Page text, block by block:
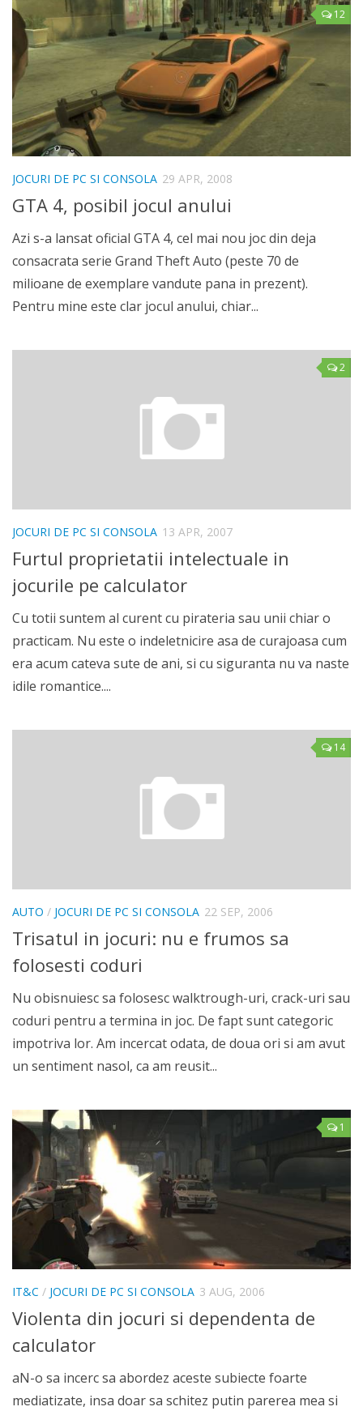
12
JOCURI DE PC SI CONSOLA 29 APR, 2008
GTA 4, posibil jocul anului
Azi s-a lansat oficial GTA 4, cel mai nou joc din deja
consacrata serie Grand Theft Auto (peste 70 de
milioane de exemplare vandute pana in prezent).
Pentru mine este clar jocul anului, chiar...
2
JOCURI DE PC SI CONSOLA 13 APR, 2007
Furtul proprietatii intelectuale in
jocurile pe calculator
Cu totii suntem al curent cu pirateria sau unii chiar o
practicam. Nu este o indeletnicire asa de curajoasa cum
era acum cateva sute de ani, si cu siguranta nu va naste
idile romantice....
14
AUTO / JOCURI DE PC SI CONSOLA 22 SEP, 2006
Trisatul in jocuri: nu e frumos sa
folosesti coduri
Nu obisnuiesc sa folosesc walktrough-uri, crack-uri sau
coduri pentru a termina in joc. De fapt sunt categoric
impotriva lor. Am incercat odata, de doua ori si am avut
un sentiment nasol, ca am reusit...
1
IT&C / JOCURI DE PC SI CONSOLA 3 AUG, 2006
Violenta din jocuri si dependenta de
calculator
aN-o sa incerc sa abordez aceste subiecte foarte
mediatizate, insa doar sa schitez putin parerea mea si